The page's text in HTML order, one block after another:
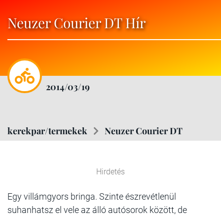
Neuzer Courier DT Hír
2014/03/19
kerekpar/termekek Neuzer Courier DT
Hirdetés
Egy villámgyors bringa. Szinte észrevétlenül
suhanhatsz el vele az álló autósorok között, de